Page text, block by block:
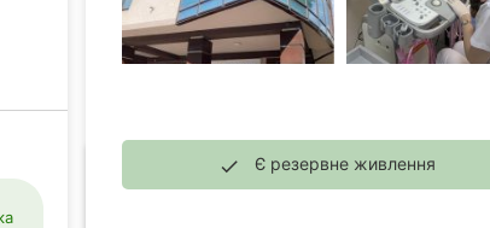
done Є резервне живлення